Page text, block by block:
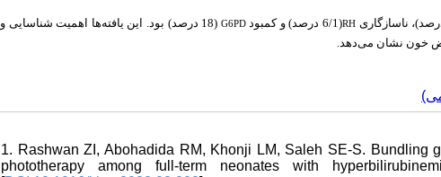
(6/1 درصد) و کمبود G6PD
(18 درصد) بود. این یافته‌ها اهمیت شناسایی و
خون نشان می‌دهد
1. Rashwan ZI, Abohadida RM, Khonji LM, Saleh SE-S. Bundling
phototherapy among full-term neonates with